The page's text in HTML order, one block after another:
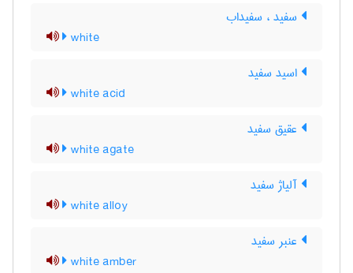
سفید ، سفیداب
white
اسید سفید
white acid
عقیق سفید
white agate
آلیاژ سفید
white alloy
عنبر سفید
white amber